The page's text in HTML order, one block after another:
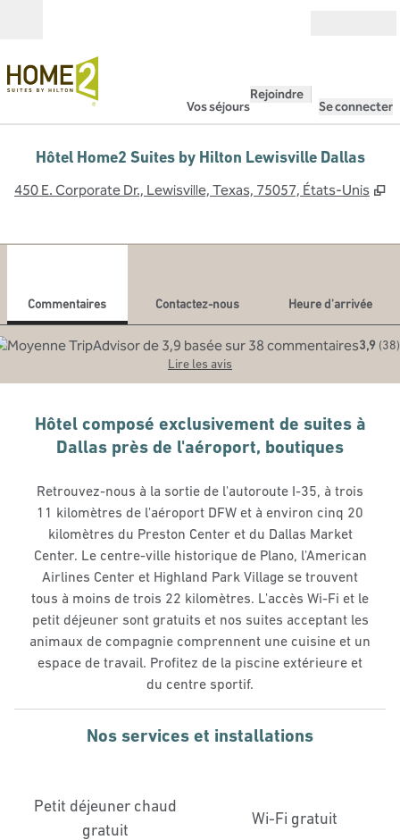
Vos séjours
Rejoindre
Se connecter
Hôtel Home2 Suites by Hilton Lewisville Dallas
450 E. Corporate Dr., Lewisville, Texas, 75057, États-Unis ,
Commentaires Contactez-nous
Heure d'arrivée
3,9 (38)
Lire les avis
Hôtel composé exclusivement de suites à
Dallas près de l'aéroport, boutiques
Retrouvez-nous à la sortie de l'autoroute I-35, à trois
11 kilomètres de l'aéroport DFW et à environ cinq 20
kilomètres du Preston Center et du Dallas Market
Center. Le centre-ville historique de Plano, l'American
Airlines Center et Highland Park Village se trouvent
tous à moins de trois 22 kilomètres. L'accès Wi-Fi et le
petit déjeuner sont gratuits et nos suites acceptant les
animaux de compagnie comprennent une cuisine et un
espace de travail. Profitez de la piscine extérieure et
du centre sportif.
Nos services et installations
Petit déjeuner chaud
gratuit
Wi-Fi gratuit